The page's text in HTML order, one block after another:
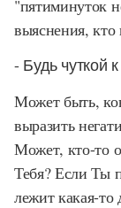
"пятиминуток
выяснения, кто
- Будь чуткой
Может быть,
выразить
Может, кто-то
Тебя? Если Ты
лежит какая-то